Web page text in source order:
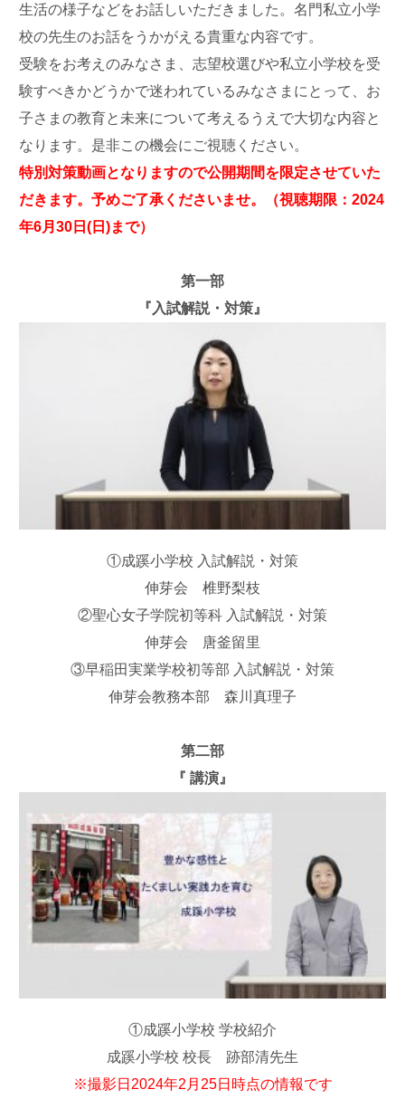
生活の様子などをお話しいただきました。名門私立小学
校の先生のお話をうかがえる貴重な内容です。
受験をお考えのみなさま、志望校選びや私立小学校を受
験すべきかどうかで迷われているみなさまにとって、お
子さまの教育と未来について考えるうえで大切な内容と
なります。是非この機会にご視聴ください。
特別対策動画となりますので公開期間を限定させていた
だきます。予めご了承くださいませ。（視聴期限：2024
年6月30日(日)まで）
第一部
『入試解説・対策』
①成蹊小学校 入試解説・対策
伸芽会 椎野梨枝
②聖心女子学院初等科 入試解説・対策
伸芽会 唐釜留里
③早稲田実業学校初等部 入試解説・対策
伸芽会教務本部 森川真理子
第二部
『 講演』
①成蹊小学校 学校紹介
成蹊小学校 校長 跡部清先生
※撮影日2024年2月25日時点の情報です